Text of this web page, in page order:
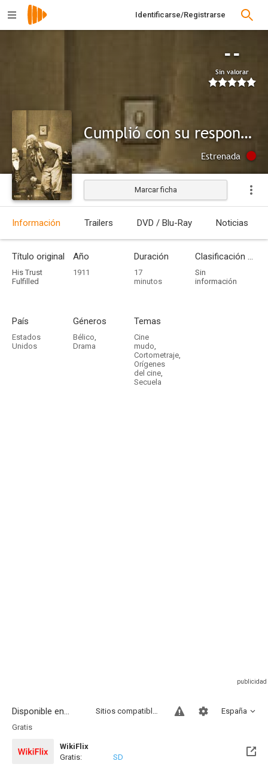
Identificarse/Registrarse
--
Sin valorar
Cumplió con su responsabilidad
Estrenada
Marcar ficha
Información Trailers DVD / Blu-Ray Noticias
Título original
His Trust
Fulfilled
Año
1911
Duración
17
minutos
Clasificación por edades
Sin
información
País
Estados
Unidos
Géneros
Bélico,
Drama
Temas
Cine
mudo,
Cortometraje,
Orígenes
del cine,
Secuela
Disponible en... España
Sitios compatibles
Gratis
WikiFlix
Gratis:
SD